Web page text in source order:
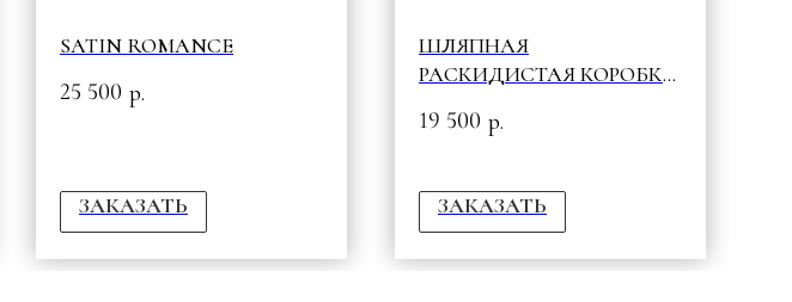
SATIN ROMANCE
25 500 р.
ЗАКАЗАТЬ
ШЛЯПНАЯ
РАСКИДИСТАЯ КОРОБКА
ЭВКАЛИПТОМ
19 500 р.
ЗАКАЗАТЬ